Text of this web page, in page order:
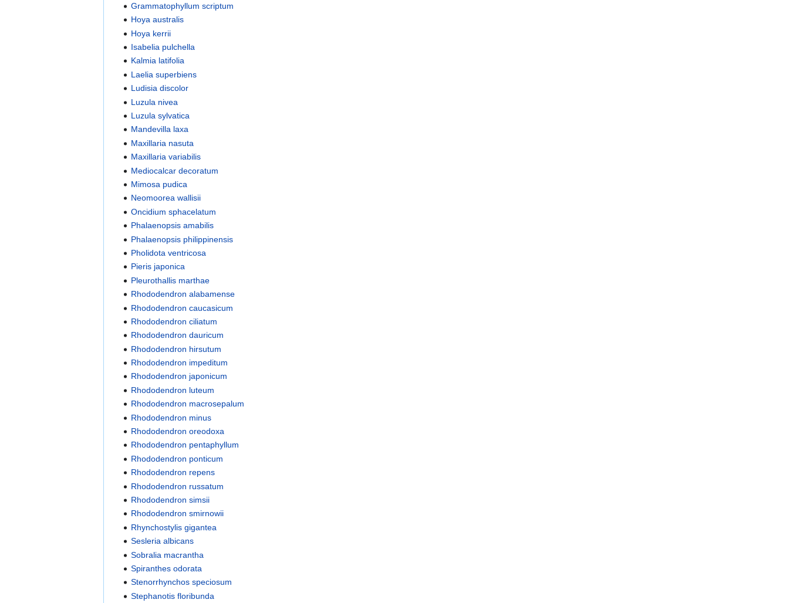
Grammatophyllum scriptum
Hoya australis
Hoya kerrii
Isabelia pulchella
Kalmia latifolia
Laelia superbiens
Ludisia discolor
Luzula nivea
Luzula sylvatica
Mandevilla laxa
Maxillaria nasuta
Maxillaria variabilis
Mediocalcar decoratum
Mimosa pudica
Neomoorea wallisii
Oncidium sphacelatum
Phalaenopsis amabilis
Phalaenopsis philippinensis
Pholidota ventricosa
Pieris japonica
Pleurothallis marthae
Rhododendron alabamense
Rhododendron caucasicum
Rhododendron ciliatum
Rhododendron dauricum
Rhododendron hirsutum
Rhododendron impeditum
Rhododendron japonicum
Rhododendron luteum
Rhododendron macrosepalum
Rhododendron minus
Rhododendron oreodoxa
Rhododendron pentaphyllum
Rhododendron ponticum
Rhododendron repens
Rhododendron russatum
Rhododendron simsii
Rhododendron smirnowii
Rhynchostylis gigantea
Sesleria albicans
Sobralia macrantha
Spiranthes odorata
Stenorrhynchos speciosum
Stephanotis floribunda